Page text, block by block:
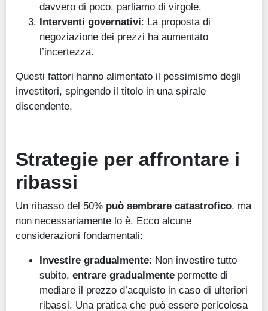
davvero di poco, parliamo di virgole.
Interventi governativi: La proposta di
negoziazione dei prezzi ha aumentato
l’incertezza.
Questi fattori hanno alimentato il pessimismo degli
investitori, spingendo il titolo in una spirale
discendente.
Strategie per affrontare i
ribassi
Un ribasso del 50% può sembrare catastrofico, ma
non necessariamente lo è. Ecco alcune
considerazioni fondamentali:
Investire gradualmente: Non investire tutto
subito, entrare gradualmente permette di
mediare il prezzo d’acquisto in caso di ulteriori
ribassi. Una pratica che può essere pericolosa